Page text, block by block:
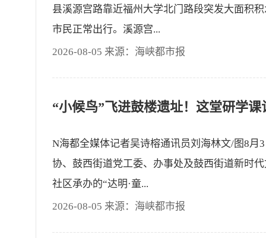
县溪源宫路靠近福州大学北门路段突发大面积
市民正常出行。溪源宫...
2026-08-05 来源：海峡都市报
N海都全媒体记者吴诗榕通讯员刘海林文/图8月
协、鼓西街道党工委、办事处及鼓西街道新时
社区承办的“达明·童...
2026-08-05 来源：海峡都市报